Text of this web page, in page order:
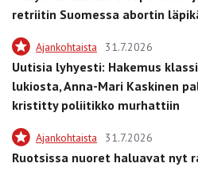
retriitin Suomessa abortin
Ajankohtaista 31.7.2026
Uutisia lyhyesti: Hakemus
lukiosta, Anna-Mari Kaskinen
kristitty poliitikko murhattiin
Ajankohtaista 31.7.2026
Ruotsissa nuoret haluavat nyt